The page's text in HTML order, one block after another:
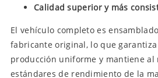
Calidad superior y más
El vehículo completo es
fabricante original, lo que
producción uniforme y mantiene al
estándares de rendimiento de la